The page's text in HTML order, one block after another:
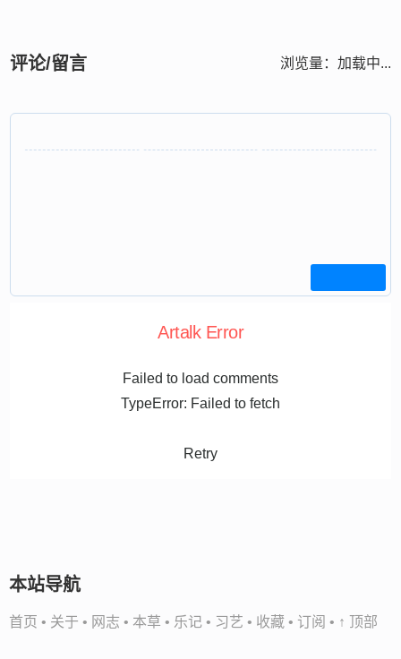
评论/留言 浏览量： 加载中...
Artalk Error
Failed to load comments
TypeError: Failed to fetch
Retry
本站导航
首页 • 关于 • 网志 • 本草 • 乐记 • 习艺 • 收藏 • 订阅 • ↑ 顶部